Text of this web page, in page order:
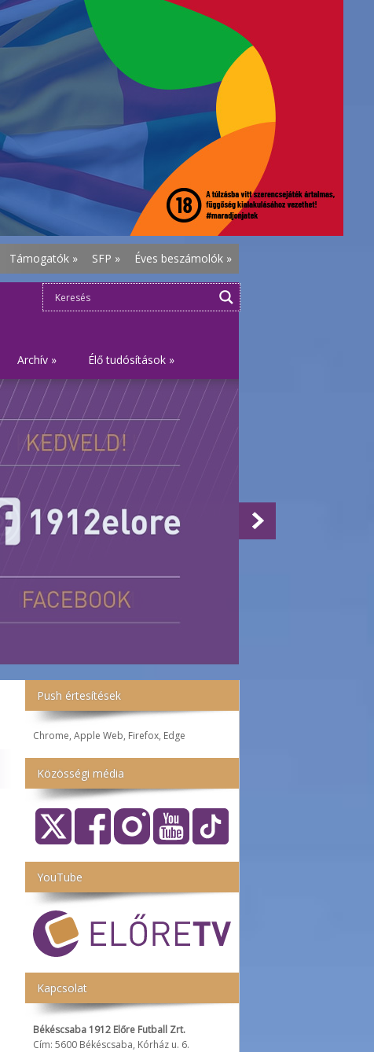
Támogatók » SFP » Éves beszámolók »
Archív » Élő tudósítások »
Push értesítések
Chrome, Apple Web, Firefox, Edge
Közösségi média
YouTube
Kapcsolat
Békéscsaba 1912 Előre Futball Zrt.
Cím: 5600 Békéscsaba, Kórház u. 6.